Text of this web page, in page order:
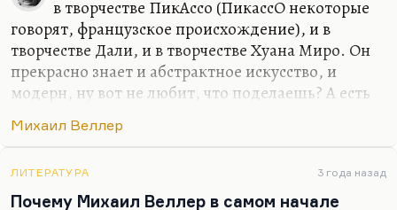
в творчестве ПикАссо (ПикассО некоторые
говорят, французское происхождение), и в
творчестве Дали, и в творчестве Хуана Миро. Он
прекрасно знает и абстрактное искусство, и
модерн, ну вот не любит, что поделаешь? А есть
Татьяны Толстой есть замечательное эссе
получает буквально под дых, хотя авторская
позиция там не окончательно проявлена. И
Михаил Веллер
ЛИТЕРАТУРА 3 года назад
Почему Михаил Веллер в самом начале